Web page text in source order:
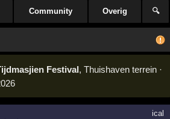
Community Overig 🔍
Festival, Thuishaven terrein ·
ical